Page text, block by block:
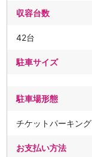
収容台数
42台
駐車サイズ
駐車場形態
チケットパーキング
お支払い方法